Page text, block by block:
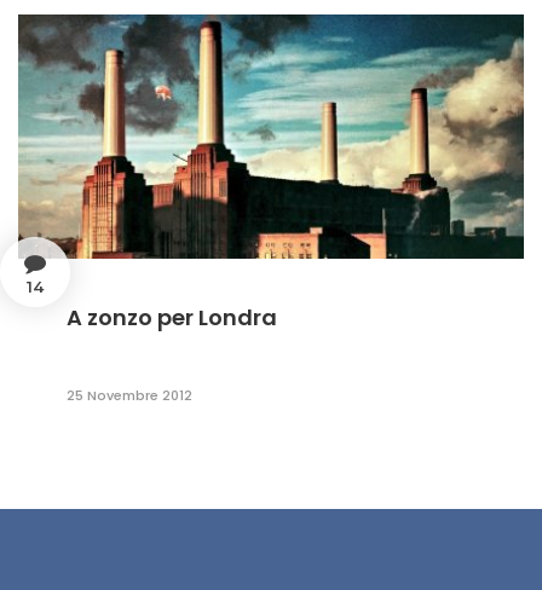
14
A zonzo per Londra
25 Novembre 2012